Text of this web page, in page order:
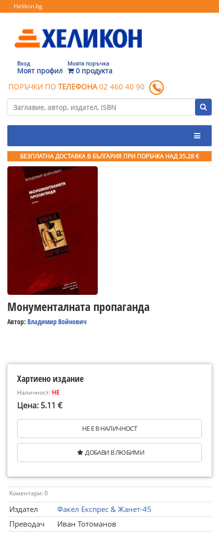
Helikon.bg
Вход
Моят профил
Моята поръчка
0 продукта
ПОРЪЧКИ ПО ТЕЛЕФОНА 02 460 40 90
БЕЗПЛАТНА ДОСТАВКА В БЪЛГАРИЯ ПРИ ПОРЪЧКА НАД 35.28 €
Монументалната пропаганда
Автор: Владимир Войнович
Хартиено издание
Наличност: НЕ
Цена: 5.11 €
НЕ Е В НАЛИЧНОСТ
ДОБАВИ В ЛЮБИМИ
Коментари: 0
Издател
Факел Експрес & Жанет-45
Преводач
Иван Тотоманов